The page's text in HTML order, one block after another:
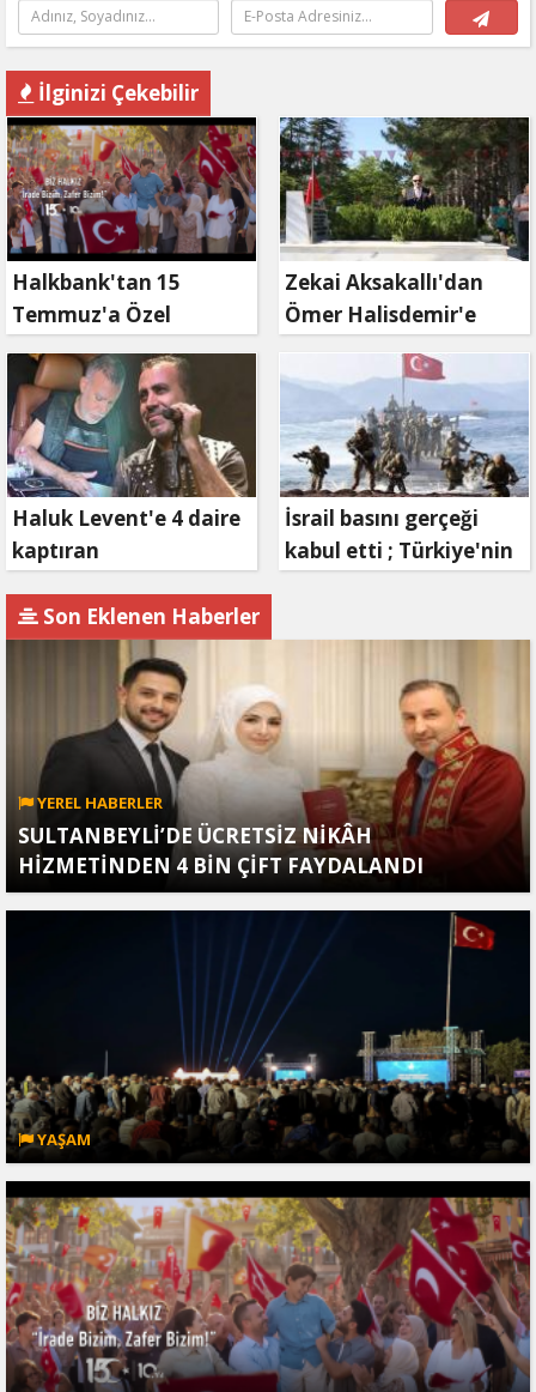
İlginizi Çekebilir
Halkbank'tan 15
Temmuz'a Özel
Reklam Filmi: "İrade
Bizim, Zafer Bizim"
Zekai Aksakallı'dan
Ömer Halisdemir'e
'vefa' ziyareti!
Haluk Levent'e 4 daire
kaptıran
savcılıkta aldı
İsrail basını gerçeği
kabul etti ; Türkiye'nin
Son Eklenen Haberler
YEREL HABERLER
SULTANBEYLİ’DE ÜCRETSİZ NİKÂH
HİZMETİNDEN 4 BİN ÇİFT FAYDALANDI
YAŞAM